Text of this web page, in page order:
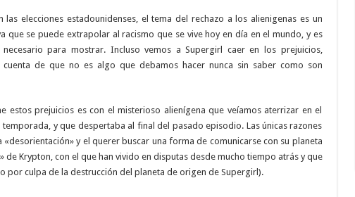
las elecciones estadounidenses, el tema del rechazo a los alienigenas es un
que se puede extrapolar al racismo que se vive hoy en día en el mundo, y es
para mostrar. Incluso vemos a Supergirl caer en los prejuicios,
cuenta de que no es algo que debamos hacer nunca sin saber como son
estos prejuicios es con el misterioso alienígena que veíamos aterrizar en el
y que despertaba al final del pasado episodio. Las únicas razones
«desorientación» y el querer buscar una forma de comunicarse con su planeta
de Krypton, con el que han vivido en disputas desde mucho tiempo atrás y que
por culpa de la destrucción del planeta de origen de Supergirl).